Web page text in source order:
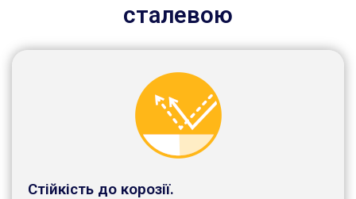
сталевою
Стійкість до корозії.